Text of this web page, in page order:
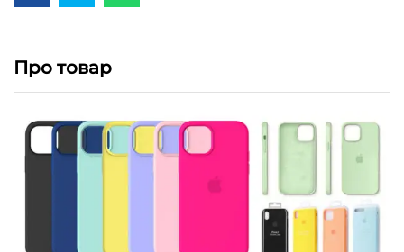
Про товар